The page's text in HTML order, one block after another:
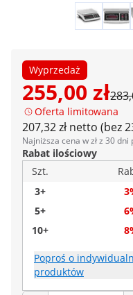
Wyprzedaż
255,00 zł
Oferta limitowana
207,32 zł netto (bez
Najniższa cena w zł z 30
Rabat ilościowy
Szt.
3+
5+
10+
Poproś o
produktów